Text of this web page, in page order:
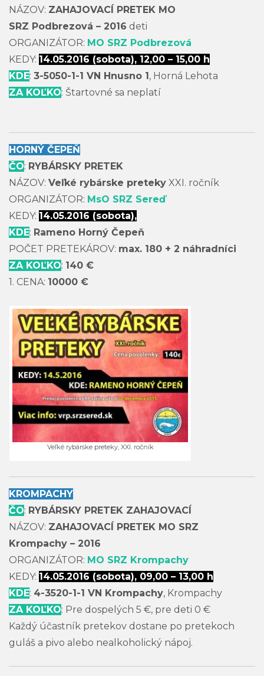
NÁZOV: ZAHAJOVACÍ PRETEK MO
SRZ Podbrezová – 2016 deti
ORGANIZÁTOR: MO SRZ Podbrezová
KEDY: 14.05.2016 (sobota), 12,00 – 15,00 h
KDE: 3-5050-1-1 VN Hnusno 1 , Horná Lehota
ZA KOĽKO: Štartovné sa neplatí
HORNÝ ČEPEŇ
ČO: RYBÁRSKY PRETEK
NÁZOV: Veľké rybárske preteky XXI. ročník
ORGANIZÁTOR: MsO SRZ Sereď
KEDY: 14.05.2016 (sobota),
KDE: Rameno Horný Čepeň
POČET PRETEKÁROV: max. 180 + 2 náhradníci
ZA KOĽKO: 140 €
1. CENA: 10000 €
Veľké rybárske preteky, XXI. ročník
KROMPACHY
ČO: RYBÁRSKY PRETEK ZAHAJOVACÍ
NÁZOV: ZAHAJOVACÍ PRETEK MO SRZ
Krompachy – 2016
ORGANIZÁTOR: MO SRZ Krompachy
KEDY: 14.05.2016 (sobota), 09,00 – 13,00 h
KDE: 4-3520-1-1 VN Krompachy, Krompachy
ZA KOĽKO: Pre dospelých 5 €, pre deti 0 €
Každý účastník pretekov dostane po pretekoch
guláš a pivo alebo nealkoholický nápoj.